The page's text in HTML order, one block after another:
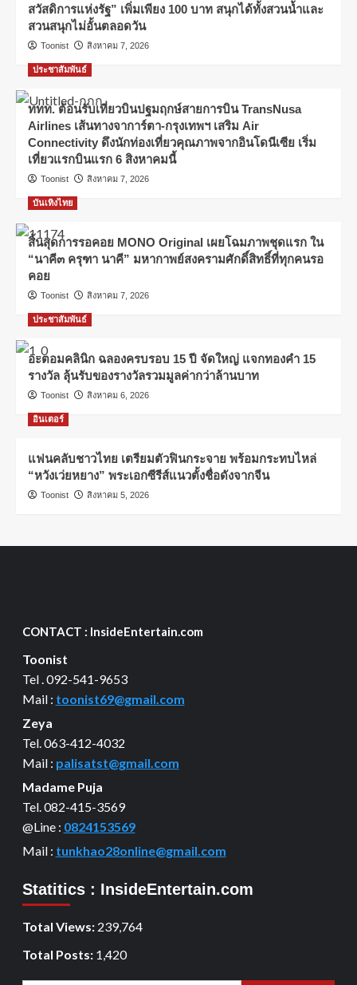
สวัสดิการแห่งรัฐ” เพิ่มเพียง 100 บาท สนุกได้ทั้งสวนน้ำและ
สวนสนุกไม่อั้นตลอดวัน
Toonist สิงหาคม 7, 2026
ประชาสัมพันธ์
ททท. ต้อนรับเที่ยวบินปฐมฤกษ์สายการบิน TransNusa
Airlines เส้นทางจาการ์ตา-กรุงเทพฯ เสริม Air
Connectivity ดึงนักท่องเที่ยวคุณภาพจากอินโดนีเซีย เริ่ม
เที่ยวแรกบินแรก 6 สิงหาคมนี้
Toonist สิงหาคม 7, 2026
บันเทิงไทย
สิ้นสุดการรอคอย MONO Original เผยโฉมภาพชุดแรก ใน
“นาคี๓ ครุฑา นาคี” มหากาพย์สงครามศักดิ์สิทธิ์ที่ทุกคนรอ
คอย
Toonist สิงหาคม 7, 2026
ประชาสัมพันธ์
อะตอมคลินิก ฉลองครบรอบ 15 ปี จัดใหญ่ แจกทองคำ 15
รางวัล ลุ้นรับของรางวัลรวมมูลค่ากว่าล้านบาท
Toonist สิงหาคม 6, 2026
อินเตอร์
แฟนคลับชาวไทย เตรียมตัวฟินกระจาย พร้อมกระทบไหล่
“หวังเว่ยหยาง” พระเอกซีรีส์แนวตั้งชื่อดังจากจีน
Toonist สิงหาคม 5, 2026
CONTACT : InsideEntertain.com
Toonist
Tel . 092-541-9653
Mail : toonist69@gmail.com
Zeya
Tel. 063-412-4032
Mail : palisatst@gmail.com
Madame Puja
Tel. 082-415-3569
@Line : 0824153569
Mail : tunkhao28online@gmail.com
Statitics : InsideEntertain.com
Total Views: 239,764
Total Posts: 1,420